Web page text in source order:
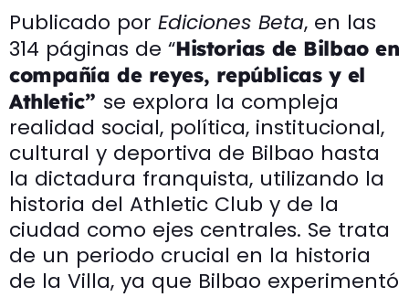
Publicado por Ediciones Beta, en las
314 páginas de “Historias de Bilbao en
compañía de reyes, repúblicas y el
Athletic” se explora la compleja
realidad social, política, institucional,
cultural y deportiva de Bilbao hasta
la dictadura franquista, utilizando la
historia del Athletic Club y de la
ciudad como ejes centrales. Se trata
de un periodo crucial en la historia
de la Villa, ya que Bilbao experimentó